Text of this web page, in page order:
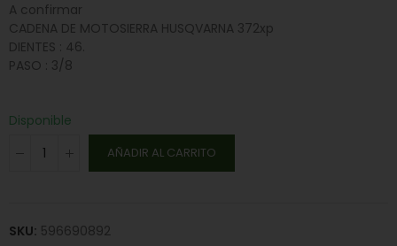
A confirmar
CADENA DE MOTOSIERRA HUSQVARNA 372xp
DIENTES : 46.
PASO : 3/8
Disponible
AÑADIR AL CARRITO
SKU: 596690892